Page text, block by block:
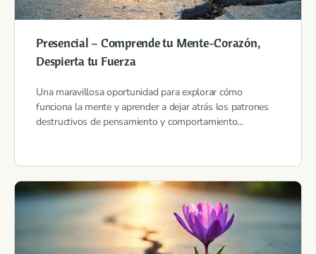
Presencial – Comprende tu Mente-Corazón,
Despierta tu Fuerza
Una maravillosa oportunidad para explorar cómo
funciona la mente y aprender a dejar atrás los patrones
destructivos de pensamiento y comportamiento…